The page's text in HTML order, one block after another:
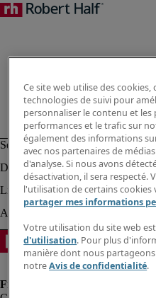
Ce site web utilise des
technologies de suivi pour
personnaliser le contenu et les
performances et le trafic sur
également des informations
avec nos partenaires de
d'analyse. Si nous avons
désactivation, il sera respecté.
l'utilisation de certains cookies
partager mes informations
Votre utilisation du site web
d'utilisation. Pour plus
manière dont nous
notreAvis de confidentialité.